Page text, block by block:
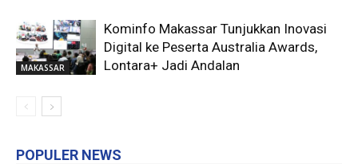
MAKASSAR
Kominfo Makassar Tunjukkan Inovasi
Digital ke Peserta Australia Awards,
Lontara+ Jadi Andalan
POPULER NEWS